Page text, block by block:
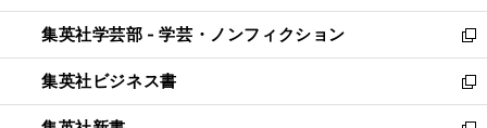
開
く
ウ
で
開
く
ン
ド
ウ
で
開
ウ
ィ
ン
ド
ウ
集英社学芸部 - 学芸・ノンフィクション
新
し
い
ウ
集英社ビジネス書
新
し